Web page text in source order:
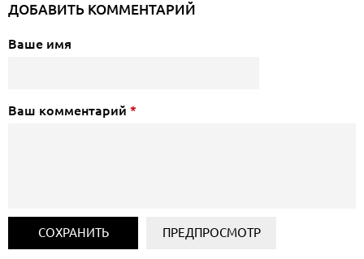
ДОБАВИТЬ КОММЕНТАРИЙ
Ваше имя
Ваш комментарий *